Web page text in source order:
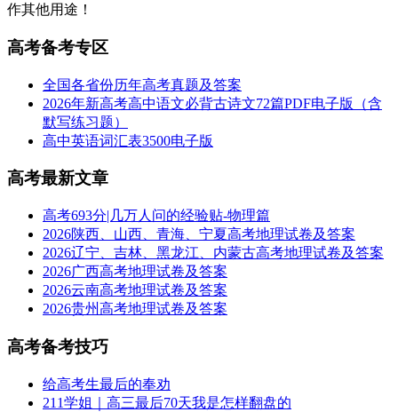
作其他用途！
高考备考专区
全国各省份历年高考真题及答案
2026年新高考高中语文必背古诗文72篇PDF电子版（含
默写练习题）
高中英语词汇表3500电子版
高考最新文章
高考693分|几万人问的经验贴-物理篇
2026陕西、山西、青海、宁夏高考地理试卷及答案
2026辽宁、吉林、黑龙江、内蒙古高考地理试卷及答案
2026广西高考地理试卷及答案
2026云南高考地理试卷及答案
2026贵州高考地理试卷及答案
高考备考技巧
给高考生最后的奉劝
211学姐｜高三最后70天我是怎样翻盘的